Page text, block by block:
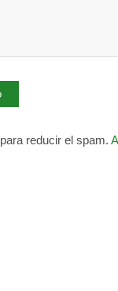
reducir el spam.